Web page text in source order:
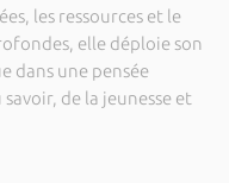
les ressources et le
elle déploie son
dans une pensée
de la jeunesse et